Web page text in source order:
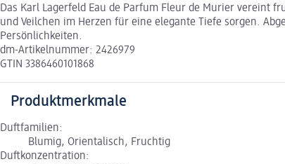
Das Karl Lagerfeld Eau de Parfum Fleur de Murier vereint
und Veilchen im Herzen für eine elegante Tiefe sorgen.
Persönlichkeiten.
dm-Artikelnummer: 2426979
GTIN 3386460101868
Produktmerkmale
Duftfamilien:
Blumig, Orientalisch, Fruchtig
Duftkonzentration: